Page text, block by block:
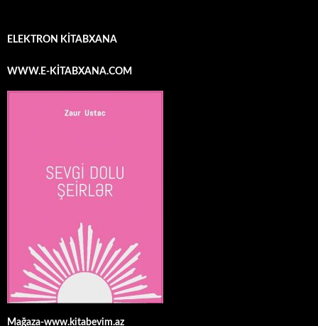
ELEKTRON KİTABXANA
WWW.E-KİTABXANA.COM
Mağaza-www.kitabevim.az